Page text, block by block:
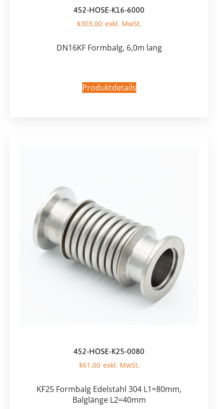
452-HOSE-K16-6000
$303,00
DN16KF Formbalg, 6,0m lang
Produktdetails
452-HOSE-K25-0080
$61,00
KF25 Formbalg Edelstahl 304 L1=80mm,
Balglänge L2=40mm